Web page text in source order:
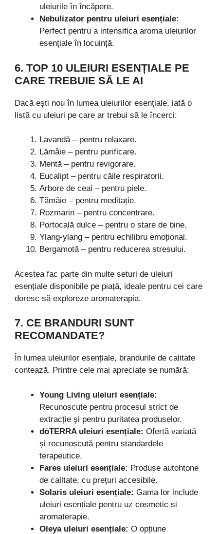
uleiurile în încăpere.
Nebulizator pentru uleiuri esențiale:
Perfect pentru a intensifica aroma uleiurilor
esențiale în locuință.
6. TOP 10 ULEIURI ESENȚIALE PE
CARE TREBUIE SĂ LE AI
Dacă ești nou în lumea uleiurilor esențiale, iată o
listă cu uleiuri pe care ar trebui să le încerci:
Lavandă – pentru relaxare.
Lămâie – pentru purificare.
Mentă – pentru revigorare.
Eucalipt – pentru căile respiratorii.
Arbore de ceai – pentru piele.
Tămâie – pentru meditație.
Rozmarin – pentru concentrare.
Portocală dulce – pentru o stare de bine.
Ylang-ylang – pentru echilibru emoțional.
Bergamotă – pentru reducerea stresului.
Acestea fac parte din multe seturi de uleiuri
esențiale disponibile pe piață, ideale pentru cei care
doresc să exploreze aromaterapia.
7. CE BRANDURI SUNT
RECOMANDATE?
În lumea uleiurilor esențiale, brandurile de calitate
contează. Printre cele mai apreciate se numără:
Young Living uleiuri esențiale:
Recunoscute pentru procesul strict de
extracție și pentru puritatea produselor.
dōTERRA uleiuri esențiale: Ofertă variată
și recunoscută pentru standardele
terapeutice.
Fares uleiuri esențiale: Produse autohtone
de calitate, cu prețuri accesibile.
Solaris uleiuri esențiale: Gama lor include
uleiuri esențiale pentru uz cosmetic și
aromaterapie.
Oleya uleiuri esențiale: O opțiune